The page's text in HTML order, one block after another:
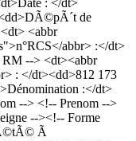
de
<abbr
abbr> :</dt>
--> <dt><abbr
: </dt><dd>812 173
:</dt>
--> <!-- Prenom -->
--><!-- Forme
Ã